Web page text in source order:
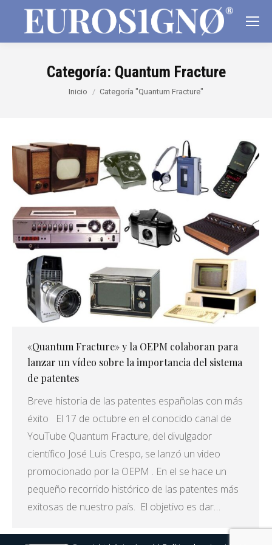
Categoría: Quantum Fracture
Estás aquí:
Inicio Categoría "Quantum Fracture"
«Quantum Fracture» y la OEPM colaboran para
lanzar un vídeo sobre la importancia del sistema
de patentes
Breve historia de las patentes españolas con más
éxito El 17 de octubre en el conocido canal de
YouTube Quantum Fracture, del divulgador
científico José Luis Crespo, se lanzó un video
promocionado por la OEPM . En el se hace un
pequeño recorrido histórico de las patentes más
exitosas de nuestro país. El objetivo es dar…